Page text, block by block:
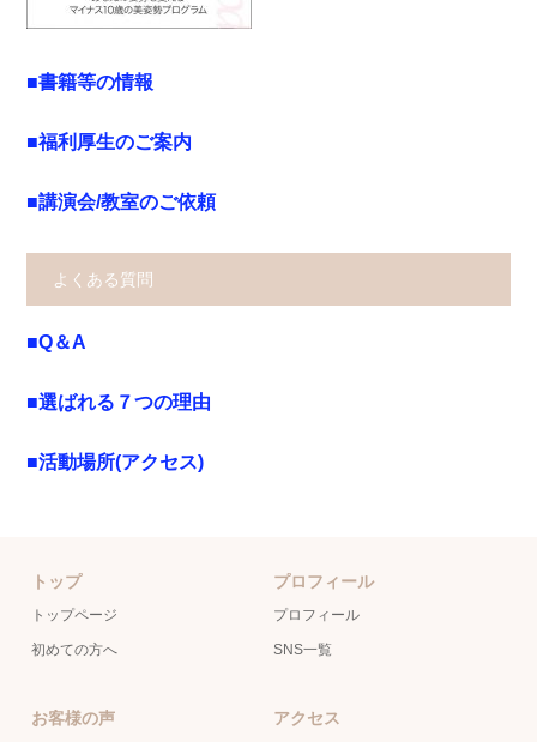
■書籍等の情報
■福利厚生のご案内
■講演会/教室のご依頼
よくある質問
■Q＆A
■選ばれる７つの理由
■活動場所(アクセス)
トップ
トップページ
初めての方へ
プロフィール
プロフィール
SNS一覧
お客様の声 アクセス